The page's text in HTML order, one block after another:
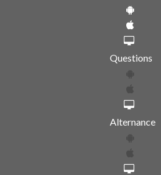
Questions
Alternance